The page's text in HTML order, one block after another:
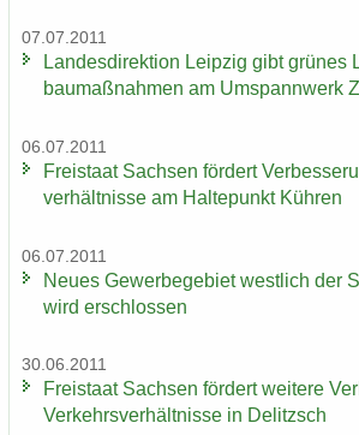
07.07.2011
Lan­des­di­rek­ti­on Leip­zig gibt grü­nes
bau­maß­nah­men am Um­spann­werk
06.07.2011
Frei­staat Sach­sen för­dert
ver­hält­nis­se am Hal­te­punkt Küh­ren
06.07.2011
Neues Ge­wer­be­ge­biet west­lich der
wird er­schlos­sen
30.06.2011
Frei­staat Sach­sen för­dert wei­te­re
Ver­kehrs­ver­hält­nis­se in De­litzsch